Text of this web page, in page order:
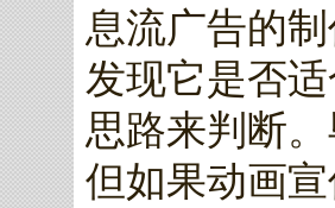
息流广告的
发现它是否
思路来判断
但如果动画